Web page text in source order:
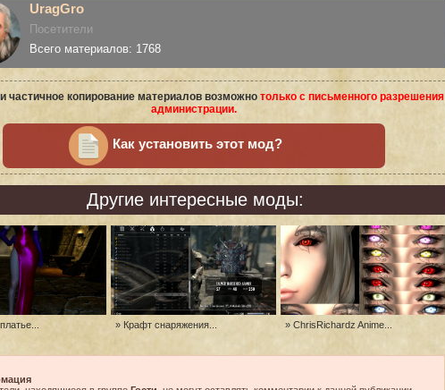
UragGro
Посетители
Всего материалов: 1768
частичное копирование материалов возможно только с письменного разрешения
администрации.
Как установить этот мод?
Другие интересные моды:
» Крафт снаряжения... » ChrisRichardz Anime...